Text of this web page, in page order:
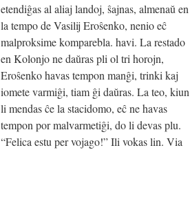
etendiĝas al aliaj landoj, ŝajnas, almenaŭ en
la tempo de Vasilij Eroŝenko, nenio eĉ
malproksime komparebla. havi. La restado
en Kolonjo ne daŭras pli ol tri horojn,
Eroŝenko havas tempon manĝi, trinki kaj
iomete varmiĝi, tiam ĝi daŭras. La teo, kiun
li mendas ĉe la stacidomo, eĉ ne havas
tempon por malvarmetiĝi, do li devas plu.
“Felica estu per vojago!” Ili vokas lin. Via